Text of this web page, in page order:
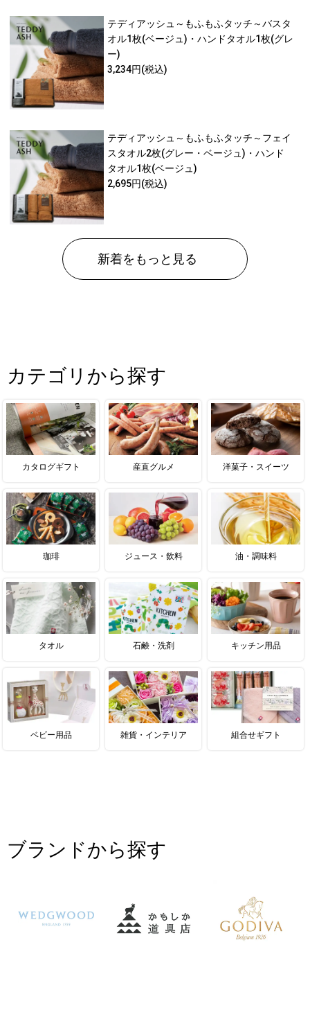
テディアッシュ～もふもふタッチ～バスタ
オル1枚(ベージュ)・ハンドタオル1枚(グレ
ー)
3,234円(税込)
テディアッシュ～もふもふタッチ～フェイ
スタオル2枚(グレー・ベージュ)・ハンド
タオル1枚(ベージュ)
2,695円(税込)
新着をもっと見る
カテゴリから探す
カタログギフト 産直グルメ 洋菓子・スイーツ
珈琲 ジュース・飲料 油・調味料
タオル 石鹸・洗剤 キッチン用品
ベビー用品 雑貨・インテリア 組合せギフト
ブランドから探す